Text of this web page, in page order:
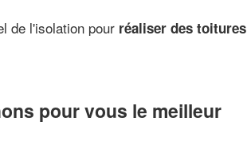
de l'isolation pour réaliser des toitures
pour vous le meilleur